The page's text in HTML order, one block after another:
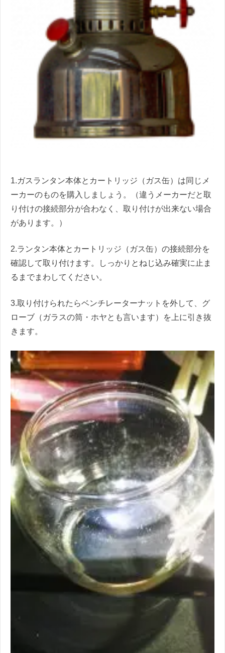
1.ガスランタン本体とカートリッジ（ガス缶）は同じメ
ーカーのものを購入しましょう。（違うメーカーだと取
り付けの接続部分が合わなく、取り付けが出来ない場合
があります。）
2.ランタン本体とカートリッジ（ガス缶）の接続部分を
確認して取り付けます。しっかりとねじ込み確実に止ま
るまでまわしてください。
3.取り付けられたらベンチレーターナットを外して、グ
ローブ（ガラスの筒・ホヤとも言います）を上に引き抜
きます。